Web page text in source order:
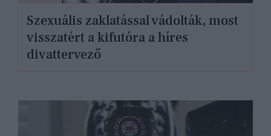
Szexuális zaklatással vádolták, most
visszatért a kifutóra a híres
divattervező